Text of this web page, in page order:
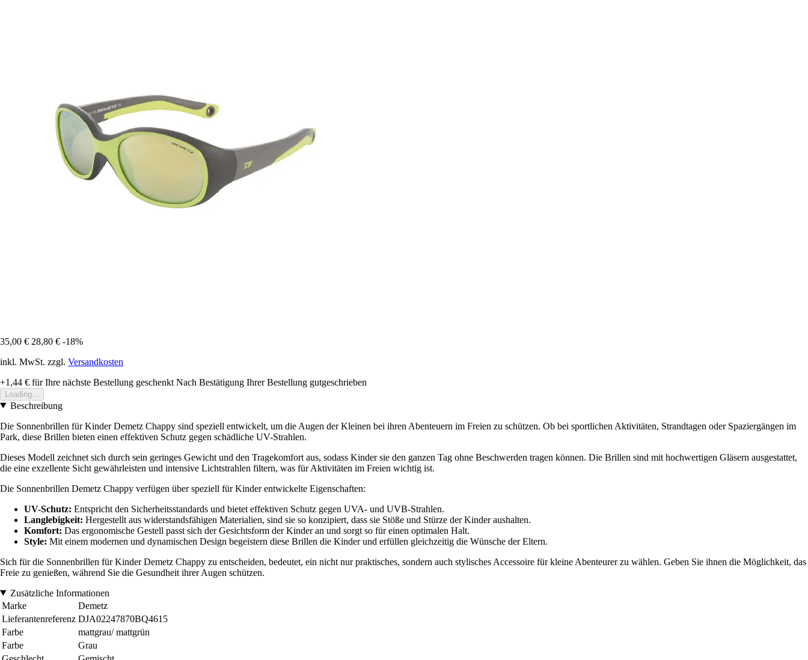
35,00 € 28,80 € -18%
inkl. MwSt. zzgl. Versandkosten
+1,44 € für Ihre nächste Bestellung geschenkt Nach Bestätigung Ihrer Bestellung gutgeschrieben
Loading...
Beschreibung
Die Sonnenbrillen für Kinder Demetz Chappy sind speziell entwickelt, um die Augen der Kleinen bei ihren Abenteuern im Freien zu schützen. Ob bei sportlichen Aktivitäten, Strandtagen oder Spaziergängen im
Park, diese Brillen bieten einen effektiven Schutz gegen schädliche UV-Strahlen.
Dieses Modell zeichnet sich durch sein geringes Gewicht und den Tragekomfort aus, sodass Kinder sie den ganzen Tag ohne Beschwerden tragen können. Die Brillen sind mit hochwertigen Gläsern ausgestattet,
die eine exzellente Sicht gewährleisten und intensive Lichtstrahlen filtern, was für Aktivitäten im Freien wichtig ist.
Die Sonnenbrillen Demetz Chappy verfügen über speziell für Kinder entwickelte Eigenschaften:
UV-Schutz: Entspricht den Sicherheitsstandards und bietet effektiven Schutz gegen UVA- und UVB-Strahlen.
Langlebigkeit: Hergestellt aus widerstandsfähigen Materialien, sind sie so konzipiert, dass sie Stöße und Stürze der Kinder aushalten.
Komfort: Das ergonomische Gestell passt sich der Gesichtsform der Kinder an und sorgt so für einen optimalen Halt.
Style: Mit einem modernen und dynamischen Design begeistern diese Brillen die Kinder und erfüllen gleichzeitig die Wünsche der Eltern.
Sich für die Sonnenbrillen für Kinder Demetz Chappy zu entscheiden, bedeutet, ein nicht nur praktisches, sondern auch stylisches Accessoire für kleine Abenteurer zu wählen. Geben Sie ihnen die Möglichkeit, das
Freie zu genießen, während Sie die Gesundheit ihrer Augen schützen.
Zusätzliche Informationen
Marke
Demetz
Lieferantenreferenz DJA02247870BQ4615
Farbe
mattgrau/ mattgrün
Farbe
Grau